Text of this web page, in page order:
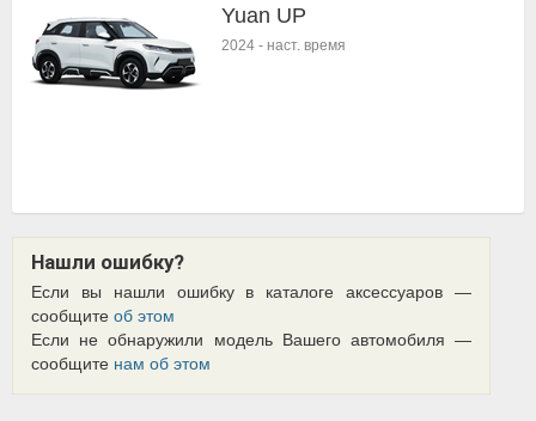
Yuan UP
2024 - наст. время
Нашли ошибку?
Если вы нашли ошибку в каталоге аксессуаров —
сообщите об этом
Если не обнаружили модель Вашего автомобиля —
сообщите нам об этом